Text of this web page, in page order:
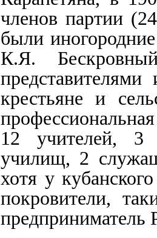
членов партии
были
К.Я.
крестьяне и
12 учителей, 3
училищ, 2
хотя у
покровители,
предприниматель